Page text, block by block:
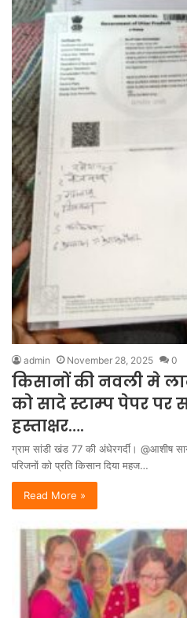
admin November 28, 2025 0
किसानों की नवली मे
को सादे स्टाम्प पेपर पर
हस्ताक्षर….
ग्राम सांडी खंड 77 की अंधेरगर्दी। @आशीष
परिजनों को प्रति किसान दिया महज…
Read More »